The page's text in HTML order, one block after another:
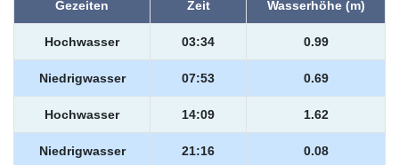
Gezeiten Zeit Wasserhöhe (m)
Hochwasser 03:34 0.99
Niedrigwasser 07:53 0.69
Hochwasser 14:09 1.62
Niedrigwasser 21:16 0.08